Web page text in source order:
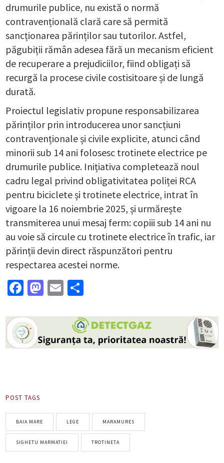
drumurile publice, nu există o normă
contravențională clară care să permită
sancționarea părinților sau tutorilor. Astfel,
păgubiții rămân adesea fără un mecanism eficient
de recuperare a prejudiciilor, fiind obligați să
recurgă la procese civile costisitoare și de lungă
durată.
Proiectul legislativ propune responsabilizarea
părinților prin introducerea unor sancțiuni
contravenționale și civile explicite, atunci când
minorii sub 14 ani folosesc trotinete electrice pe
drumurile publice. Inițiativa completează noul
cadru legal privind obligativitatea poliței RCA
pentru biciclete și trotinete electrice, intrat în
vigoare la 16 noiembrie 2025, și urmărește
transmiterea unui mesaj ferm: copiii sub 14 ani nu
au voie să circule cu trotinete electrice în trafic, iar
părinții devin direct răspunzători pentru
respectarea acestei norme.
Facebook
Mastodon
Email
POST TAGS
BAIA MARE LEGE MARAMURES
SIGHETU MARMATIEI TROTINETA